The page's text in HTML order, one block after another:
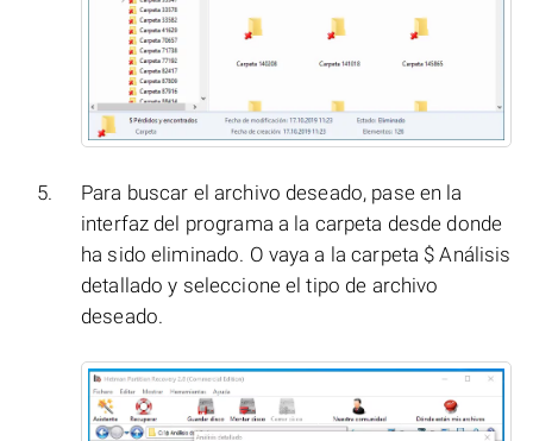
Para buscar el archivo deseado, pase en la
interfaz del programa a la carpeta desde donde
ha sido eliminado. O vaya a la carpeta $ Análisis
detallado y seleccione el tipo de archivo
deseado.